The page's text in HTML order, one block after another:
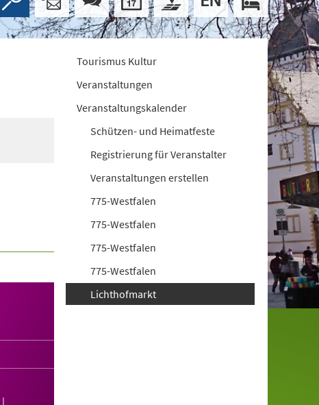
Tourismus Kultur
Veranstaltungen
Veranstaltungskalender
Schützen- und Heimatfeste
Registrierung für Veranstalter
Veranstaltungen erstellen
775-Westfalen
775-Westfalen
775-Westfalen
775-Westfalen
Lichthofmarkt